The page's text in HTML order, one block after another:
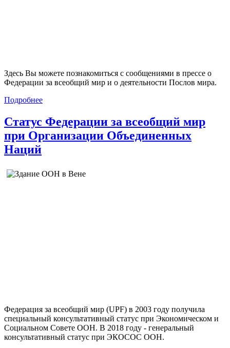
Здесь Вы можете познакомиться с сообщениями в прессе о
Федерации за всеобщий мир и о деятельности Послов мира.
Подробнее
Статус Федерации за всеобщий мир
при Организации Объединенных
Наций
Федерация за всеобщий мир (UPF) в 2003 году получила
специальный консультативный статус при Экономическом и
Социальном Совете ООН. В 2018 году - генеральный
консультативный статус при ЭКОСОС ООН.